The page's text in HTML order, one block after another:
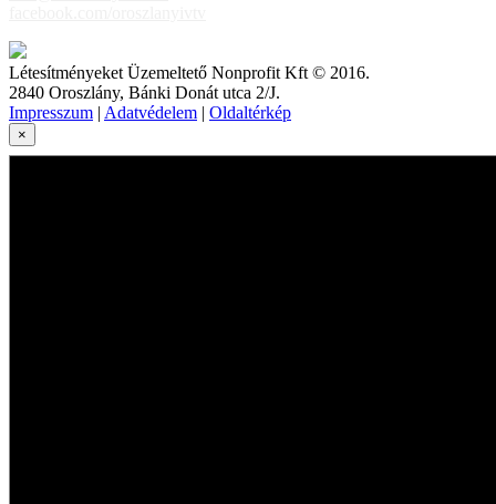
Létesítményeket Üzemeltető Nonprofit Kft © 2016.
2840 Oroszlány, Bánki Donát utca 2/J.
Impresszum | Adatvédelem | Oldaltérkép
×